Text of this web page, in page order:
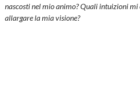
nascosti nel mio animo? Quali intuizioni mi
allargare la mia visione?